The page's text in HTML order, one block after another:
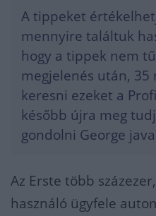
A tippeket
mennyire találtuk
hogy a tippek nem
megjelenés után, 35
keresni ezeket a
később újra meg
gondolni George
Az Erste több
használó ügyfele